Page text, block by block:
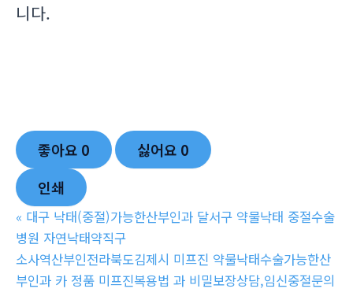
니다.
좋아요 0 싫어요 0
인쇄
« 대구 낙태(중절)가능한산부인과 달서구 약물낙태 중절수술
병원 자연낙­태약직구
소사역산부인전라북도김제시 미프진 약물낙태수술가능한산
부인과 카 정품 미­프진복용법 과 비밀보장상담,임신중절문의